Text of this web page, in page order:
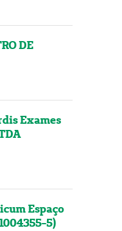
DE
Exames
Espaço
5)